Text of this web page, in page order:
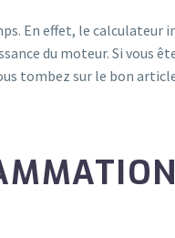
En effet, le calculateur
du moteur. Si vous
tombez sur le bon